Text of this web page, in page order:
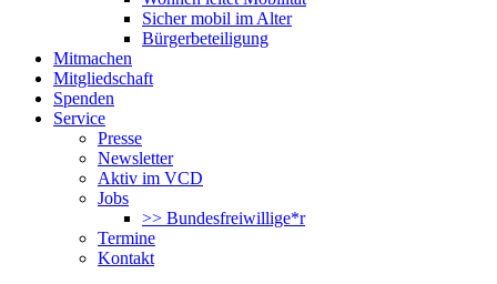
Sicher mobil im Alter
Bürgerbeteiligung
Mitmachen
Mitgliedschaft
Spenden
Service
Presse
Newsletter
Aktiv im VCD
Jobs
>> Bundesfreiwillige*r
Termine
Kontakt